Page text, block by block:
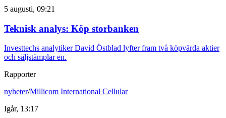
5 augusti, 09:21
Teknisk analys: Köp storbanken
Investtechs analytiker David Östblad lyfter fram två köpvärda aktier
och säljstämplar en.
Rapporter
nyheter/Millicom International Cellular
Igår, 13:17